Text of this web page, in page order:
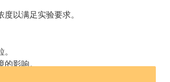
以满足实验要求。
的影响。